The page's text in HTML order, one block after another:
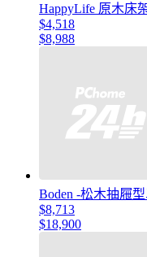
HappyLife 原木床
$4,518
$8,988
Boden -松木抽屜
$8,713
$18,900